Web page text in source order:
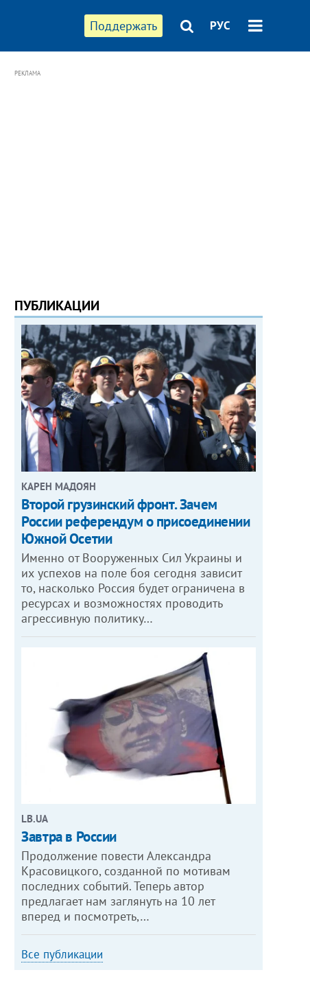
Поддержать РУС
РЕКЛАМА
ПУБЛИКАЦИИ
КАРЕН МАДОЯН
Второй грузинский фронт. Зачем
России референдум о присоединении
Южной Осетии
Именно от Вооруженных Сил Украины и
их успехов на поле боя сегодня зависит
то, насколько Россия будет ограничена в
ресурсах и возможностях проводить
агрессивную политику…
LB.UA
Завтра в России
Продолжение повести Александра
Красовицкого, созданной по мотивам
последних событий. Теперь автор
предлагает нам заглянуть на 10 лет
вперед и посмотреть,…
Все публикации